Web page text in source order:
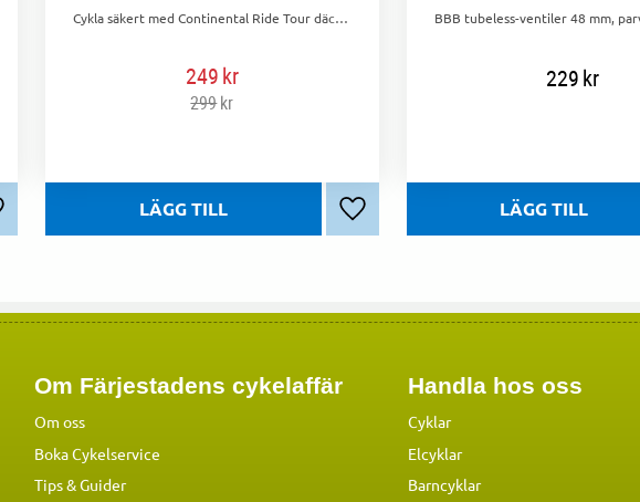
till i favoriter
Cykla säkert med Continental Ride Tour däck! Punkteringsskydd, bra väggrepp och godkända för el-cyklar. Perfekt för både asfalt och grusvägar.
249kr
299kr
Lägg till i favoriter
229kr
Om Färjestadens cykelaffär
Om oss
Boka Cykelservice
Tips & Guider
Handla hos oss
Cyklar
Elcyklar
Barncyklar